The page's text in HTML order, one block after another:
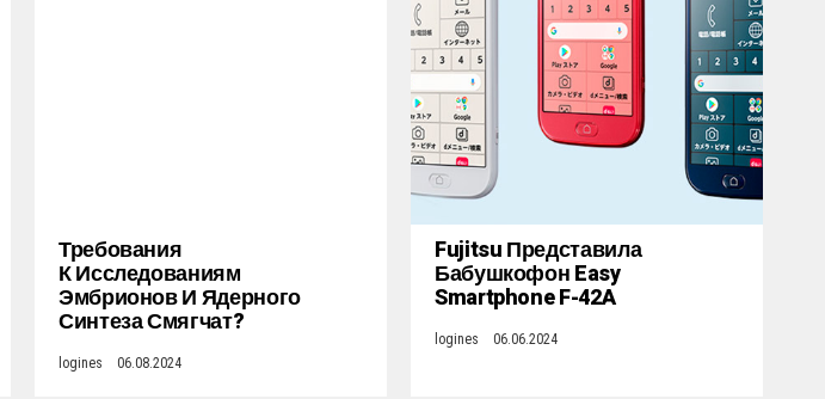
Требования
К Исследованиям
Эмбрионов И Ядерного
Синтеза Смягчат?
logines 06.08.2024
Fujitsu Представила
Бабушкофон Easy
Smartphone F-42A
logines 06.06.2024